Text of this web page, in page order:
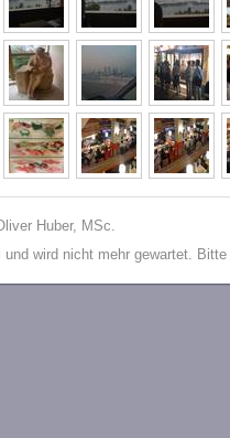
Huber, MSc.
und wird nicht mehr gewartet.